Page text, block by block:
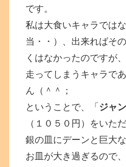
です。
私は大食いキャラでは
当・・）、出来ればそ
くはなかったのですが
走ってしまうキャラで
ん（＾＾；
ということで、「 ジャ
（１０５０円）をいた
銀の皿にデーンと巨大
お皿が大き過ぎるので